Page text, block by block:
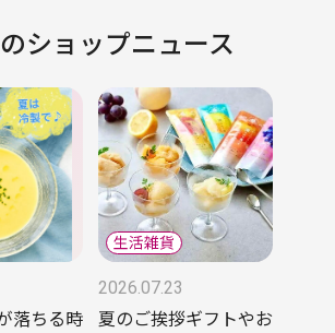
ショップニュース
落ちる時
2026.07.23
夏のご挨拶ギフトやお